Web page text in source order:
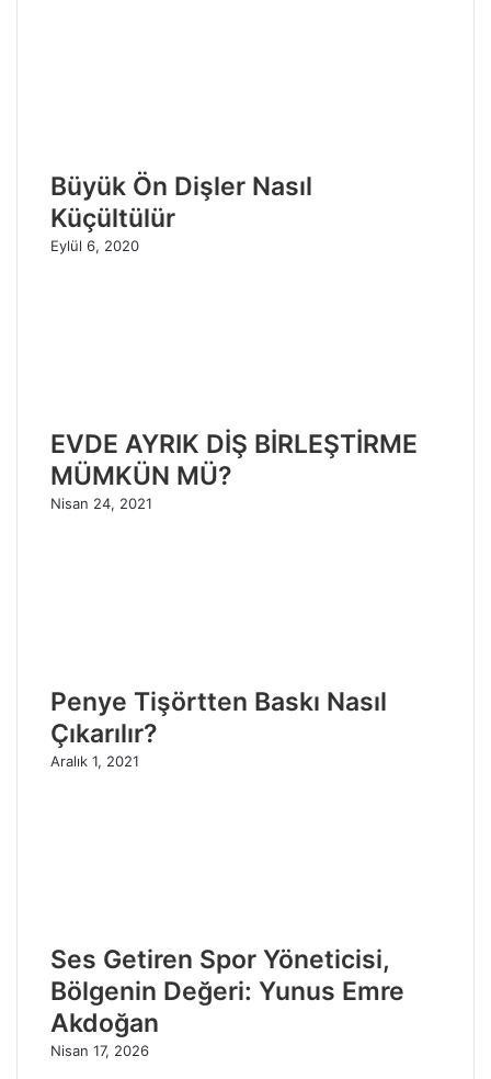
Büyük Ön Dişler Nasıl
Küçültülür
Eylül 6, 2020
EVDE AYRIK DİŞ BİRLEŞTİRME
MÜMKÜN MÜ?
Nisan 24, 2021
Penye Tişörtten Baskı Nasıl
Çıkarılır?
Aralık 1, 2021
Ses Getiren Spor Yöneticisi,
Bölgenin Değeri: Yunus Emre
Akdoğan
Nisan 17, 2026